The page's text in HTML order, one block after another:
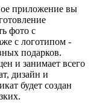
приложение вы
фото с
с логотипом -
подарков.
и занимает всего
дизайн и
будет создан